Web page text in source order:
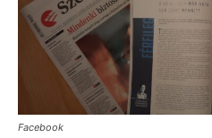
Facebook